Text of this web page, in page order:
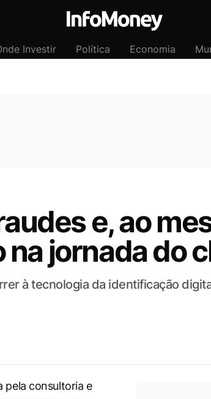
Investir Política Economia
e, ao
jornada do
à tecnologia da identificação
pela consultoria e